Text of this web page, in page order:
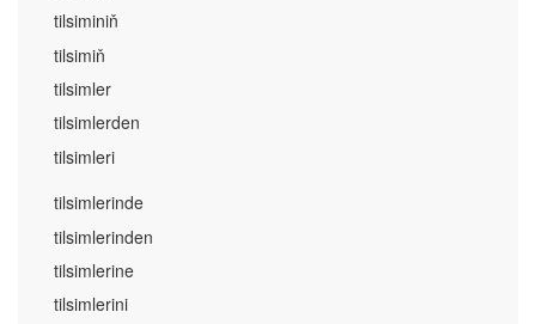
tilsiminiň
tilsimiň
tilsimler
tilsimlerden
tilsimleri
tilsimlerinde
tilsimlerinden
tilsimlerine
tilsimlerini